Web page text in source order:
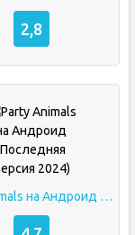
2,8
Party Animals на Андроид (Последняя Версия 2024)